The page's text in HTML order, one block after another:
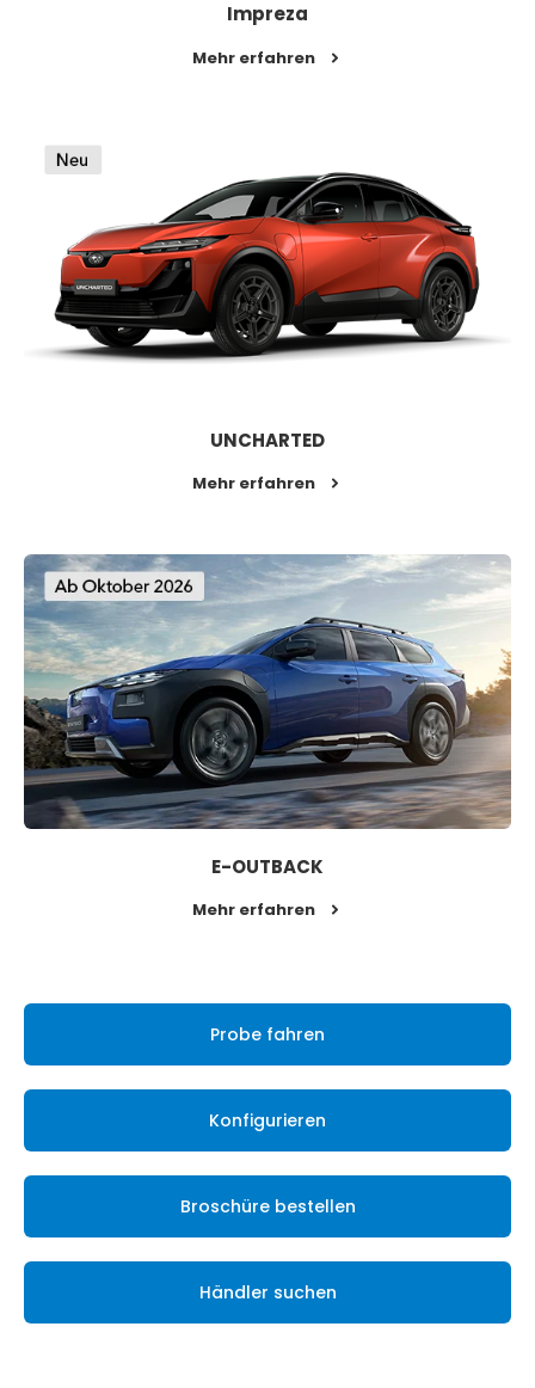
Impreza
Mehr erfahren
UNCHARTED
Mehr erfahren
E-OUTBACK
Mehr erfahren
Probe fahren
Konfigurieren
Broschüre bestellen
Händler suchen